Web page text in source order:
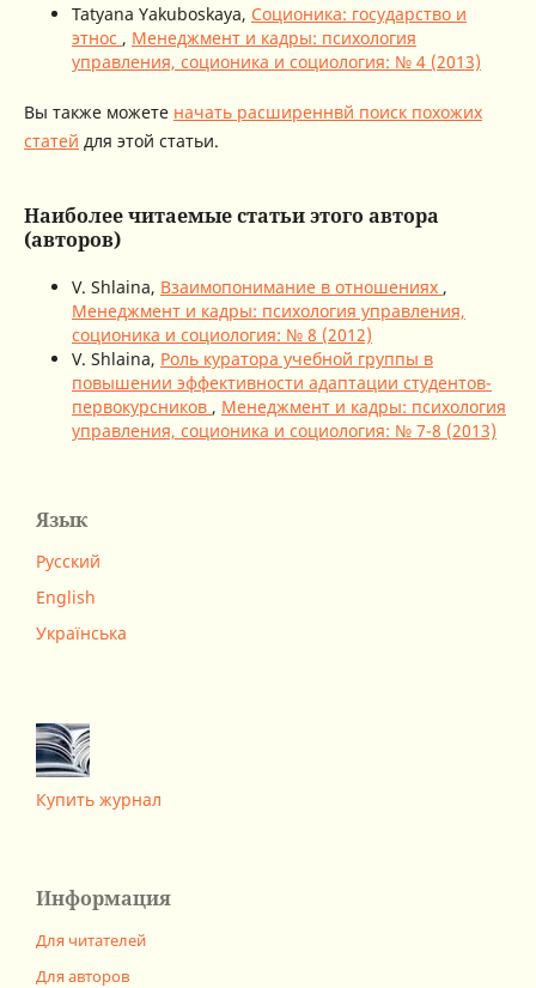
Tatyana Yakuboskaya, Соционика: государство и
этнос , Менеджмент и кадры: психология
управления, соционика и социология: № 4 (2013)
Вы также можете начать расширеннвй поиск похожих
статей для этой статьи.
Наиболее читаемые статьи этого автора
(авторов)
V. Shlaina, Взаимопонимание в отношениях ,
Менеджмент и кадры: психология управления,
соционика и социология: № 8 (2012)
V. Shlaina, Роль куратора учебной группы в
повышении эффективности адаптации студентов-
первокурсников , Менеджмент и кадры: психология
управления, соционика и социология: № 7-8 (2013)
Язык
Русский
English
Українська
Купить журнал
Информация
Для читателей
Для авторов